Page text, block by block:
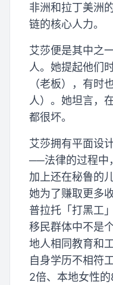
非洲和拉丁美洲
链的核心人力。
艾莎便是其中之
人。她提起他们
（老板），有时
人）。她坦言，
都很坏。
艾莎拥有平面设
──法律的过程中
加上还在秘鲁的
她为了赚取更多
普拉托「打黑工
移民群体中不是
地人相同教育和
自身学历不相符
2倍、本地女性的